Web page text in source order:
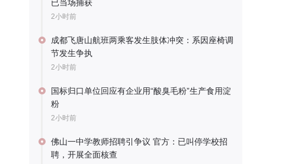
已当场捕获
2小时前
成都飞唐山航班两乘客发生肢体冲突：系因座椅调
节发生争执
2小时前
国标归口单位回应有企业用“酸臭毛粉”生产食用淀
粉
2小时前
佛山一中学教师招聘引争议 官方：已叫停学校招
聘，开展全面核查